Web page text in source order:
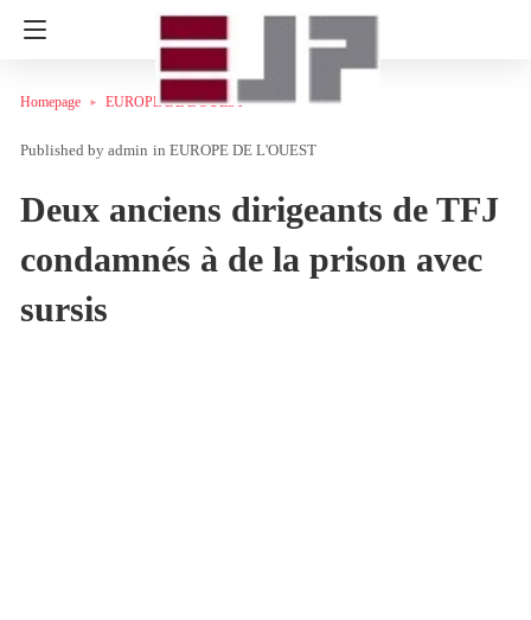
Homepage EUROPE DE L'OUEST
admin in EUROPE DE L'OUEST
Deux anciens dirigeants de TFJ
condamnés à de la prison avec
sursis